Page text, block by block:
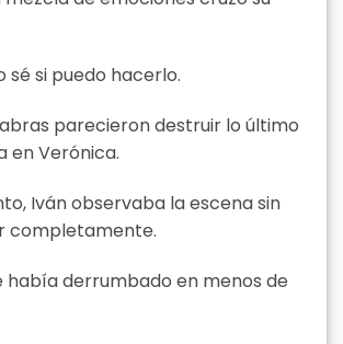
sé si puedo hacerlo.
parecieron destruir lo último
en Verónica.
Iván observaba la escena sin
completamente.
había derrumbado en menos de